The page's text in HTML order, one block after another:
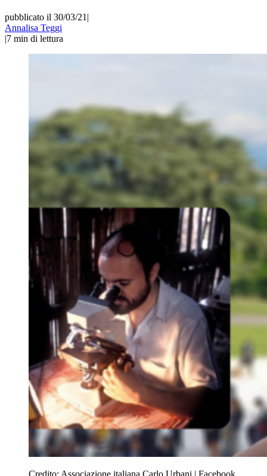
pubblicato il 30/03/21 |
Annalisa Teggi
|7 min di lettura
Credito: Associazione italiana Carlo Urbani | Facebook